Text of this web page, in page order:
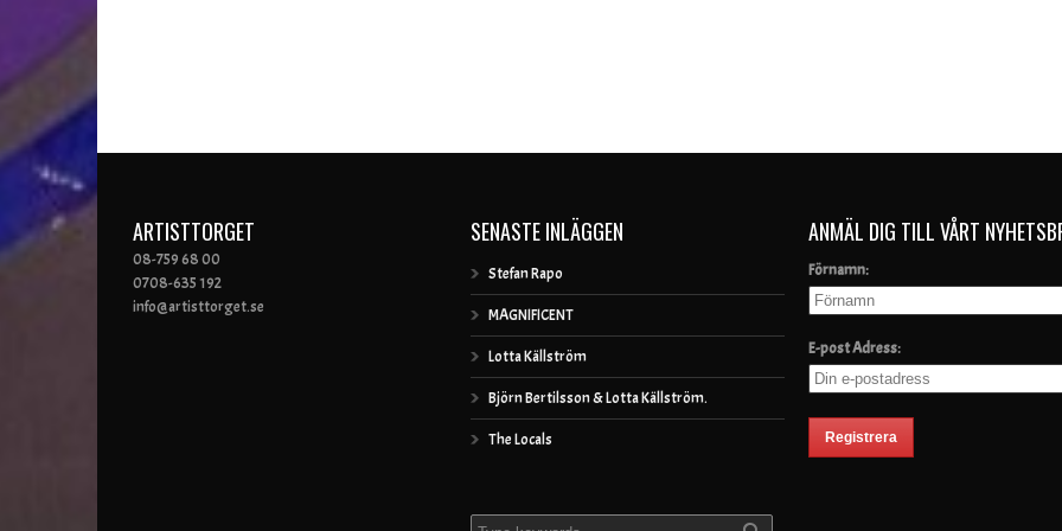
ARTISTTORGET
08-759 68 00
0708-635 192
info@artisttorget.se
SENASTE INLÄGGEN
Stefan Rapo
MAGNIFICENT
Lotta Källström
Björn Bertilsson & Lotta Källström.
The Locals
ANMÄL DIG TILL VÅRT
Förnamn:
E-post Adress: